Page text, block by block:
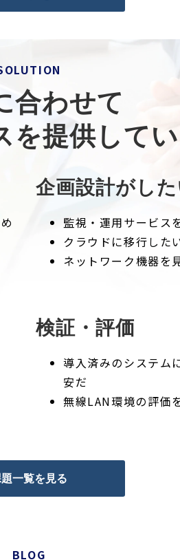
合わせて
を提供して
企画設計がし
監視・運用サービス
クラウドに移行した
ネットワーク機器を
検証・評価
導入済みのシステム
安だ
無線LAN環境の評価
一覧を見る
BLOG